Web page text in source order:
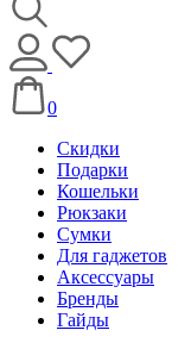
0
Скидки
Подарки
Кошельки
Рюкзаки
Сумки
Для гаджетов
Аксессуары
Бренды
Гайды